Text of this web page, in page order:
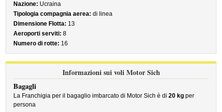
Nazione: Ucraina
Tipologia compagnia aerea: di linea
Dimensione Flotta: 13
Aeroporti serviti: 8
Numero di rotte: 16
Informazioni sui voli Motor Sich
Bagagli
La Franchigia per il bagaglio imbarcato di Motor Sich è di20 kg per
persona